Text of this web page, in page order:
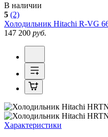
В наличии
5 (2)
Холодильник Hitachi R-VG
147 200 руб.
Характеристики